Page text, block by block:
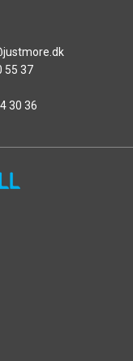
55 37
30 36